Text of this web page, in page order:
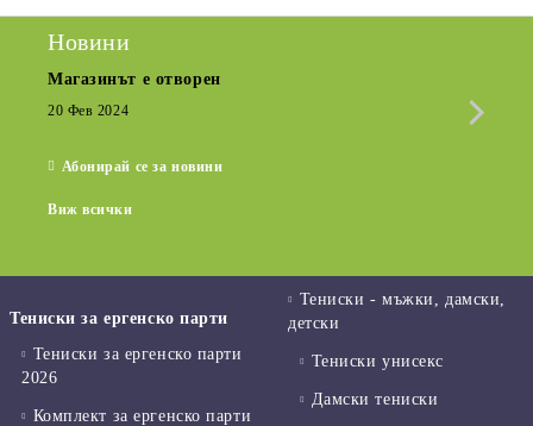
Новини
Магазинът е отворен
20 Фев 2024
Абонирай се за новини
Виж всички
Тениски за ергенско парти
Тениски за ергенско парти
2026
Комплект за ергенско парти
Тениски - мъжки, дамски,
детски
Тениски унисекс
Дамски тениски